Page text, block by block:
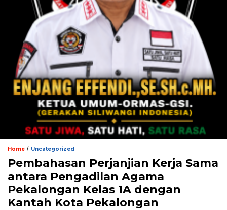
Home / Uncategorized
Pembahasan Perjanjian Kerja Sama
antara Pengadilan Agama
Pekalongan Kelas 1A dengan
Kantah Kota Pekalongan